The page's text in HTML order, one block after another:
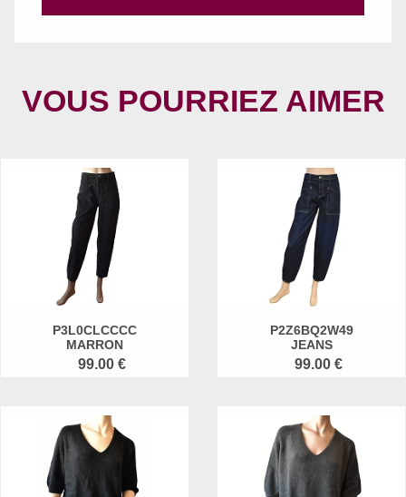
VOUS POURRIEZ AIMER
P3L0CLCCCC
MARRON
99.00 €
P2Z6BQ2W49
JEANS
99.00 €